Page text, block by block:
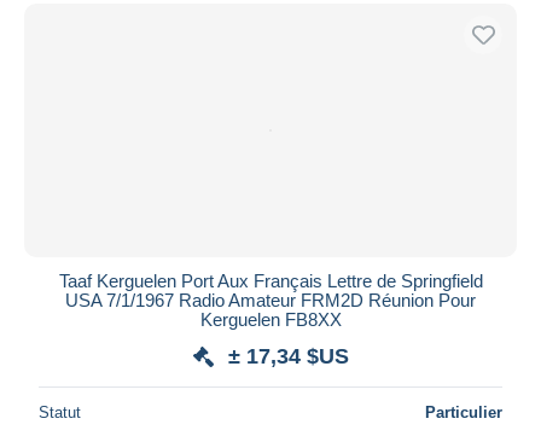
Taaf Kerguelen Port Aux Français Lettre de Springfield
USA 7/1/1967 Radio Amateur FRM2D Réunion Pour
Kerguelen FB8XX
± 17,34 $US
Statut Particulier